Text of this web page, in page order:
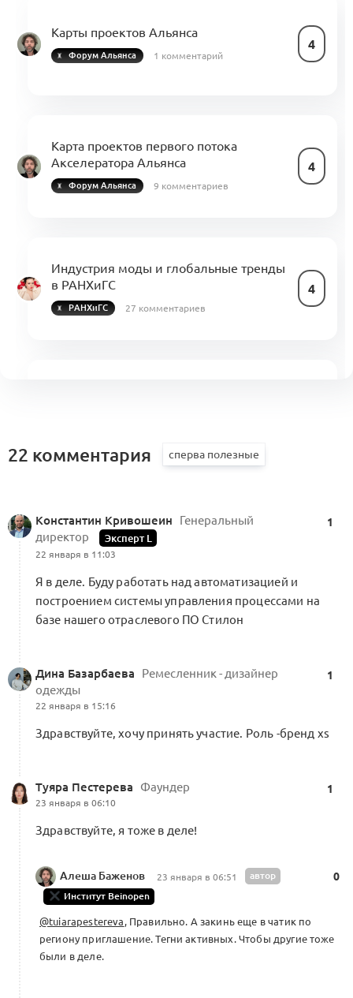
Карты проектов Альянса
4
Форум Альянса 1 комментарий
Карта проектов первого потока
Акселератора Альянса
4
Форум Альянса 9 комментариев
Индустрия моды и глобальные тренды
в РАНХиГС
4
РАНХиГС 27 комментариев
Планирование рекламной кампании
для бренда
5 комментариев
3-й апдейт курса «Продакт-менеджер»
экспертов
Сертифиц. экспертам
Форум Альянса
Проект:Свои продажи Альянса
Форум Альянса 1 комментарий
22 комментария
Константин Кривошеин
Генеральный
директор
Эксперт L
22 января в 11:03
1
Я в деле. Буду работать над автоматизацией и
построением системы управления процессами на
базе нашего отраслевого ПО Стилон
Дина Базарбаева
Ремесленник - дизайнер
одежды
22 января в 15:16
1
Здравствуйте, хочу принять участие. Роль -бренд xs
Туяра Пестерева Фаундер
23 января в 06:10
1
Здравствуйте, я тоже в деле!
Алеша Баженов 23 января в 06:51
автор
Институт Beinopen
0
@tuiarapestereva, Правильно. А закинь еще в чатик по
региону приглашение. Тегни активных. Чтобы другие тоже
были в деле.